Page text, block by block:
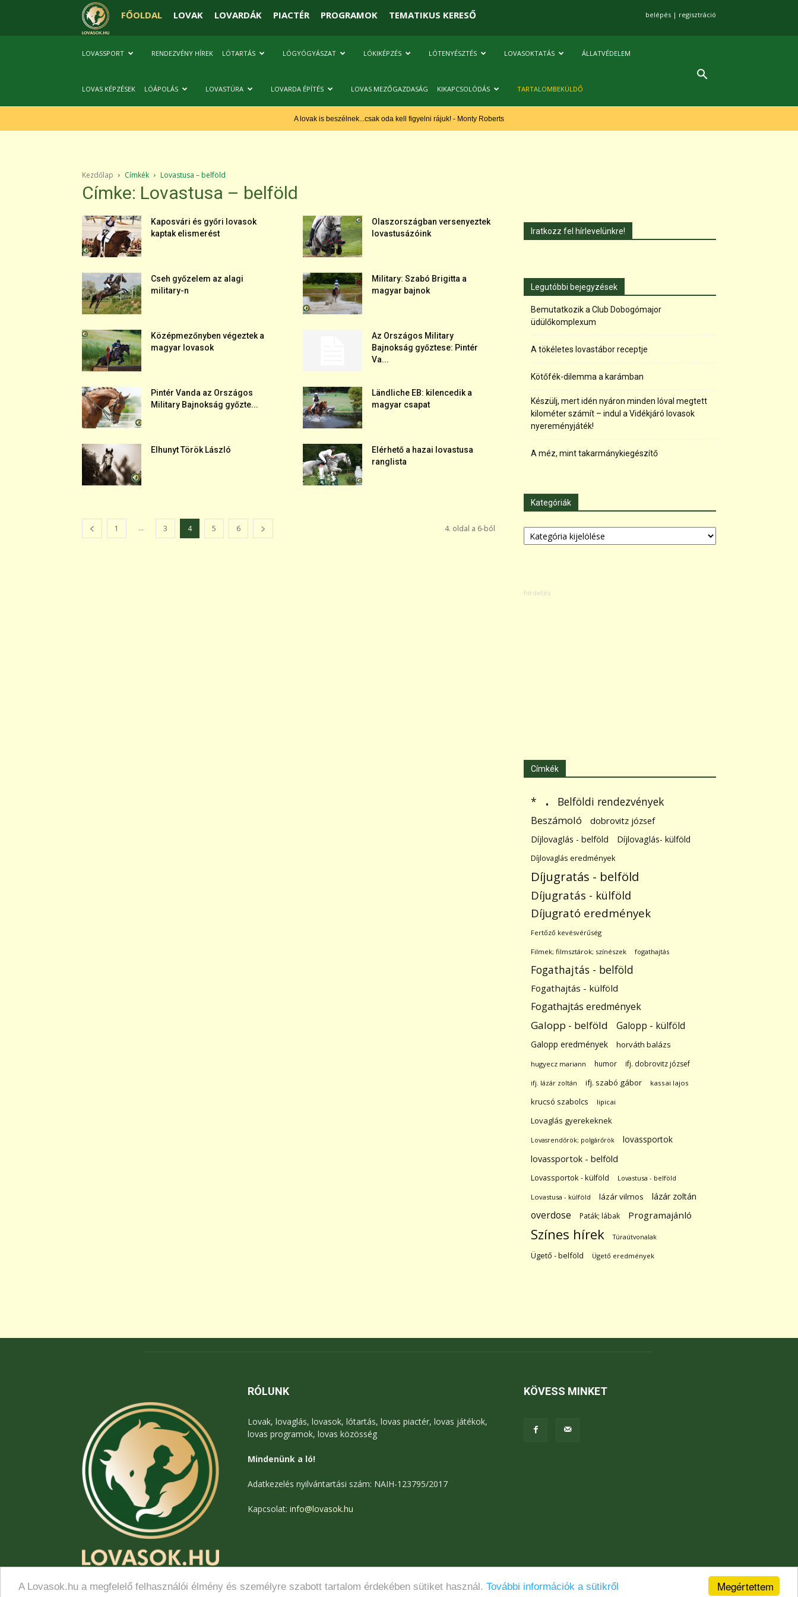
Megértettem
A Lovasok.hu a megfelelő felhasználói élmény és személyre szabott tartalom érdekében sütiket használ. További információk a sütikről
FŐOLDAL LOVAK LOVARDÁK PIACTÉR PROGRAMOK TEMATIKUS KERESŐ belépés | regisztráció
LOVASSPORT RENDEZVÉNY HÍREK LÓTARTÁS LÓGYÓGYÁSZAT LÓKIKÉPZÉS LÓTENYÉSZTÉS LOVASOKTATÁS ÁLLATVÉDELEM
LOVAS KÉPZÉSEK LÓÁPOLÁS LOVASTÚRA LOVARDA ÉPÍTÉS LOVAS MEZŐGAZDASÁG KIKAPCSOLÓDÁS TARTALOMBEKÜLDŐ
A lovak is beszélnek...csak oda kell figyelni rájuk! - Monty Roberts
Kezdőlap Címkék Lovastusa – belföld
Címke: Lovastusa – belföld
Kaposvári és győri lovasok
kaptak elismerést
Olaszországban versenyeztek
lovastusázóink
Cseh győzelem az alagi
military-n
Military: Szabó Brigitta a
magyar bajnok
Középmezőnyben végeztek a
magyar lovasok
Az Országos Military
Bajnokság győztese: Pintér
Va...
Pintér Vanda az Országos
Military Bajnokság győzte...
Ländliche EB: kilencedik a
magyar csapat
Elhunyt Török László
Elérhető a hazai lovastusa
ranglista
1 ... 3 4 5 6 4. oldal a 6-ból
Iratkozz fel hírlevelünkre!
Legutóbbi bejegyzések
Bemutatkozik a Club Dobogómajor
üdülőkomplexum
A tökéletes lovastábor receptje
Kötőfék-dilemma a karámban
Készülj, mert idén nyáron minden lóval megtett
kilométer számít – indul a Vidékjáró lovasok
nyereményjáték!
A méz, mint takarmánykiegészítő
Kategóriák
Kategóriák
Címkék
* . Belföldi rendezvények
Beszámoló dobrovitz józsef
Díjlovaglás - belföld Díjlovaglás- külföld
Díjlovaglás eredmények
Díjugratás - belföld
Díjugratás - külföld
Díjugrató eredmények
Fertőző kevésvérűség
Filmek; filmsztárok; színészek fogathajtás
Fogathajtás - belföld
Fogathajtás - külföld
Fogathajtás eredmények
Galopp - belföld Galopp - külföld
Galopp eredmények horváth balázs
hugyecz mariann humor ifj. dobrovitz józsef
ifj. lázár zoltán ifj. szabó gábor kassai lajos
krucsó szabolcs lipicai
Lovaglás gyerekeknek
Lovasrendőrök; polgárőrök
lovassportok
lovassportok - belföld
Lovassportok - külföld Lovastusa - belföld
Lovastusa - külföld lázár vilmos lázár zoltán
overdose Paták; lábak Programajánló
Színes hírek Túraútvonalak
Ügető - belföld Ügető eredmények
RÓLUNK
Lovak, lovaglás, lovasok, lótartás, lovas piactér, lovas játékok,
lovas programok, lovas közösség
Mindenünk a ló!
Adatkezelés nyilvántartási szám: NAIH-123795/2017
Kapcsolat: info@lovasok.hu
KÖVESS MINKET
Médiaajánlat Adatkezelési tájékoztató Jogi nyilatkozat Kapcsolat
© Lovasok.hu